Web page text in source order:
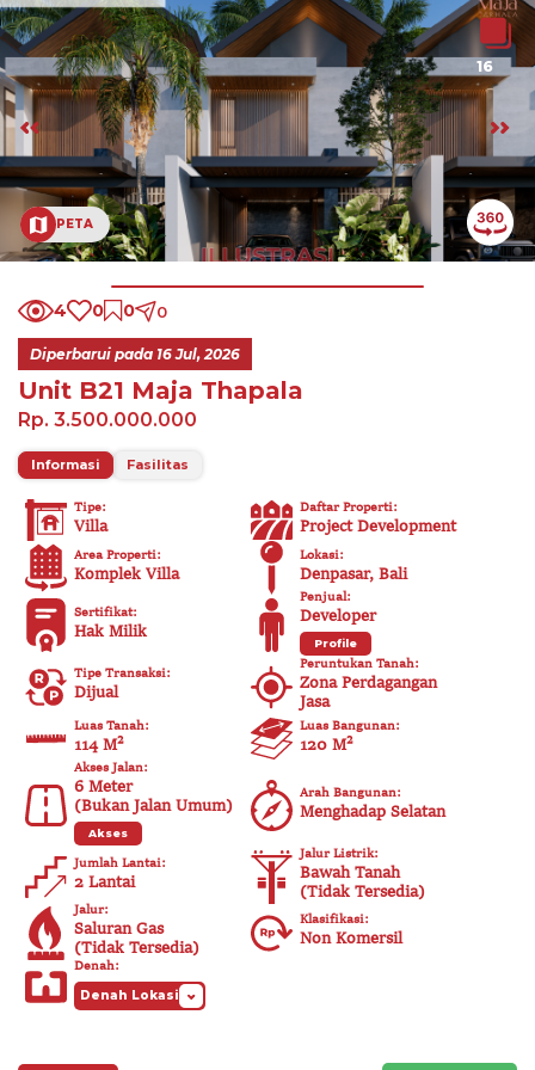
16
PETA
4 0 0 0
Diperbarui pada 16 Jul, 2026
Unit B21 Maja Thapala
Rp. 3.500.000.000
Informasi Fasilitas
Tipe:
Villa
Daftar Properti:
Project Development
Area Properti:
Komplek Villa
Lokasi:
Denpasar, Bali
Sertifikat:
Hak Milik
Penjual:
Developer
Profile
Tipe Transaksi:
Dijual
Peruntukan Tanah:
Zona Perdagangan
Jasa
Luas Tanah:
114 M²
Luas Bangunan:
120 M²
Akses Jalan:
6 Meter
(Bukan Jalan Umum)
Akses
Arah Bangunan:
Menghadap Selatan
Jumlah Lantai:
2 Lantai
Jalur Listrik:
Bawah Tanah
(Tidak Tersedia)
Jalur:
Saluran Gas
(Tidak Tersedia)
Klasifikasi:
Non Komersil
Denah:
Denah Lokasi